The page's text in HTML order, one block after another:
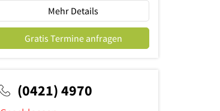
Mehr Details
Gratis Termine anfragen
(0421) 4970